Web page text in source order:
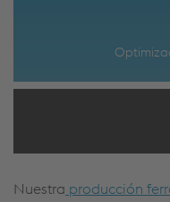
Nuestra producción